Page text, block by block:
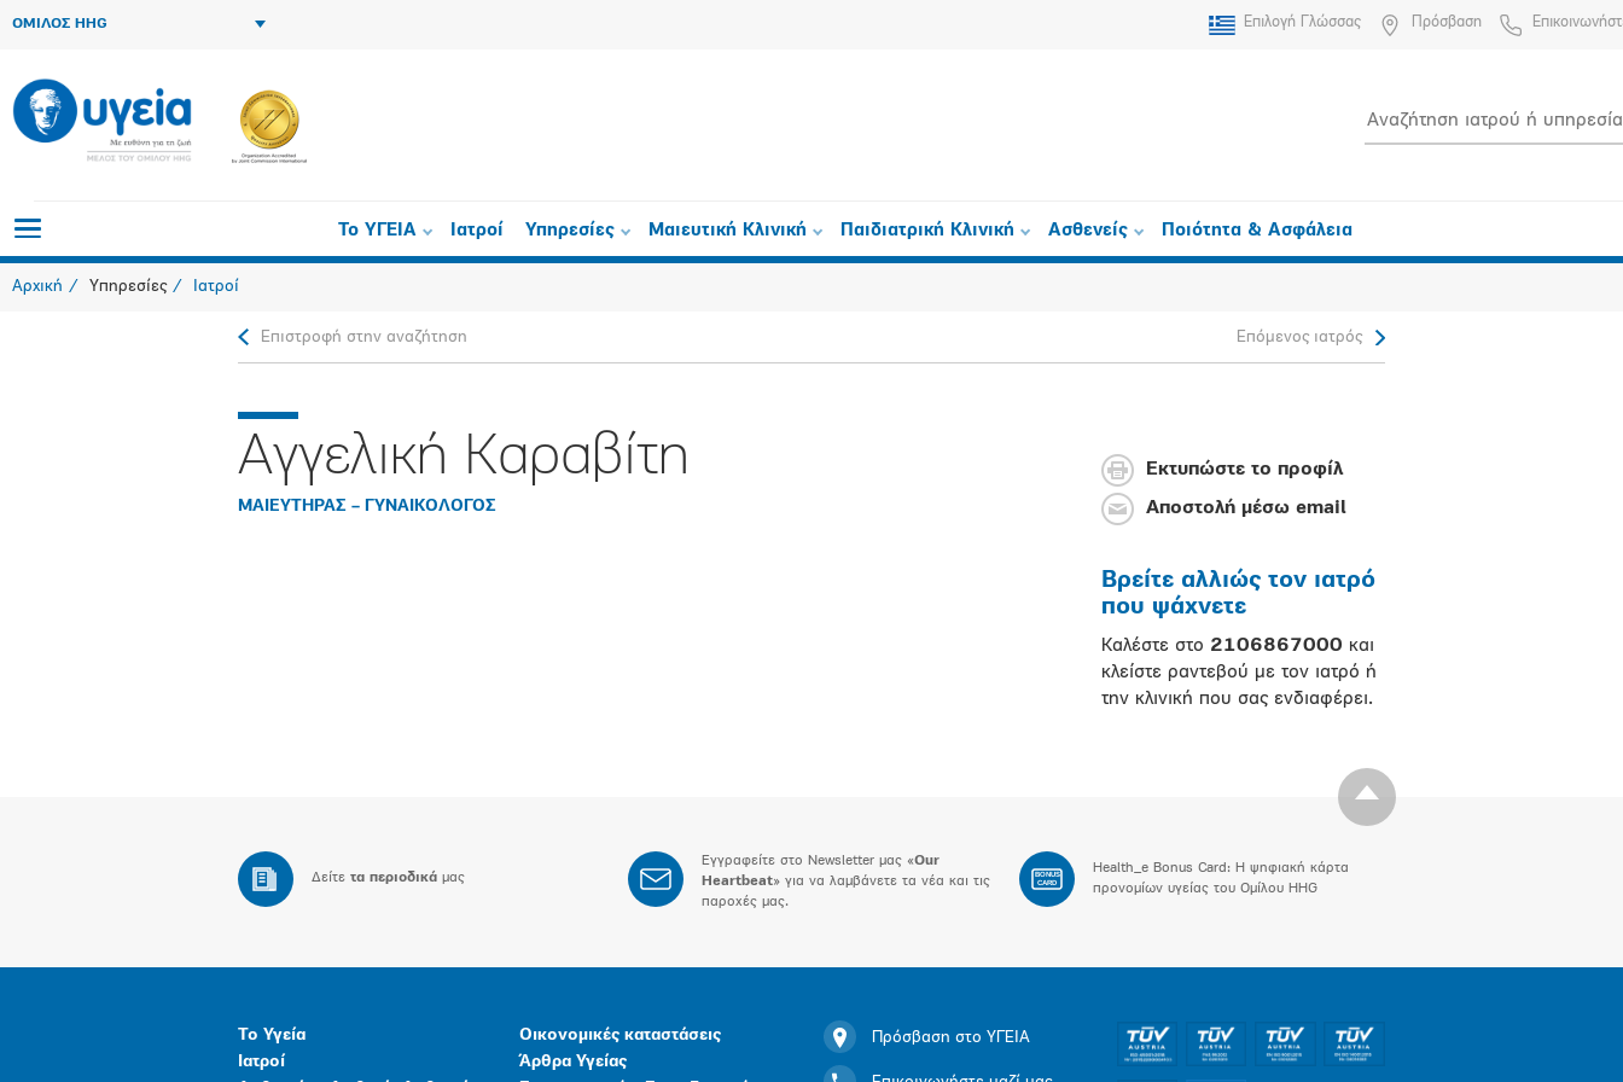
ΟΜΙΛΟΣ HHG Επιλογή Γλώσσας Πρόσβαση
Το ΥΓΕΙΑ Ιατροί Υπηρεσίες Μαιευτική Κλινική Παιδιατρική Κλινική Ασθενείς Ποιότητα & Ασφάλεια
Αρχική Υπηρεσίες Ιατροί
Επιστροφή στην αναζήτηση Επόμενος ιατρός
Αγγελική Καραβίτη
ΜΑΙΕΥΤΗΡΑΣ – ΓΥΝΑΙΚΟΛΟΓΟΣ
Εκτυπώστε το προφίλ
Αποστολή μέσω email
Βρείτε αλλιώς τον ιατρό
που ψάχνετε
Καλέστε στο 2106867000 και
κλείστε ραντεβού με τον ιατρό ή
την κλινική που σας ενδιαφέρει.
Δείτε τα περιοδικά μας
Εγγραφείτε στο Newsletter μας «Our
Heartbeat» για να λαμβάνετε τα νέα και τις
παροχές μας.
BONUS
CARD
Health_e Bonus Card: H ψηφιακή κάρτα
προνομίων υγείας του Ομίλου HHG
Το Υγεία
Ιατροί
Οικονομικές καταστάσεις
Άρθρα Υγείας
Πρόσβαση στο ΥΓΕΙΑ